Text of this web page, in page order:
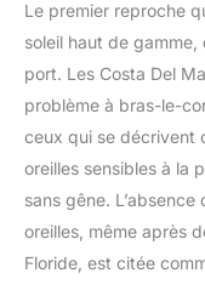
Le premier reproche
soleil haut de gamme,
port. Les Costa Del
problème à bras-le-
ceux qui se décrivent
oreilles sensibles à la
sans gêne.
oreilles, même après
Floride, est citée